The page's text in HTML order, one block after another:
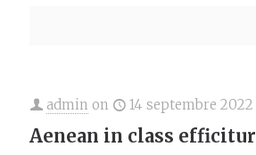
admin on 14 septembre 2022
Aenean in class efficitur